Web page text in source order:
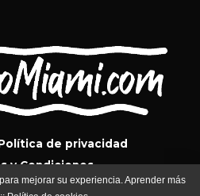
de privacidad
y Condiciones
mejorar su experiencia. Aprender más